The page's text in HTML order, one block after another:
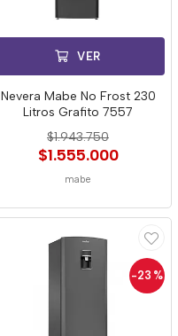
VER
Nevera Mabe No Frost 230
Litros Grafito 7557
$1.943.750
$1.555.000
mabe
-23 %